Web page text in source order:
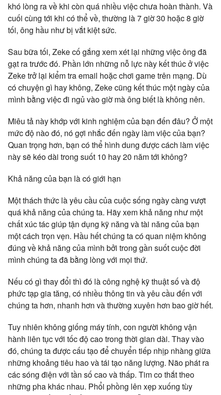
khó lòng ra về khi còn quá nhiều việc chưa hoàn thành. Và
cuối cùng tới khi có thể về, thường là 7 giờ 30 hoặc 8 giờ
tối, ông hầu như bị vắt kiệt sức.
Sau bữa tối, Zeke cố gắng xem xét lại những việc ông đã
gạt ra trước đó. Phần lớn những nỗ lực này kết thúc ở việc
Zeke trở lại kiểm tra email hoặc chơi game trên mạng. Dù
có chuyện gì hay không, Zeke cũng kết thúc một ngày của
mình bằng việc đi ngủ vào giờ mà ông biết là không nên.
Miêu tả này khớp với kinh nghiệm của bạn đến đâu? Ở một
mức độ nào đó, nó gợi nhắc đến ngày làm việc của bạn?
Quan trọng hơn, bạn có thể hình dung được cách làm việc
này sẽ kéo dài trong suốt 10 hay 20 năm tới không?
Khả năng của bạn là có giới hạn
Một thách thức là yêu cầu của cuộc sống ngày càng vượt
quá khả năng của chúng ta. Hãy xem khả năng như một
chất xúc tác giúp tận dụng kỹ năng và tài năng của bạn
một cách trọn vẹn. Hầu hết chúng ta có quan niệm không
đúng về khả năng của mình bởi trong gần suốt cuộc đời
mình chúng ta đã bằng lòng với mọi thứ.
Nếu có gì thay đổi thì đó là công nghệ kỹ thuật số và độ
phức tạp gia tăng, có nhiều thông tin và yêu cầu đến với
chúng ta hơn, nhanh hơn và thường xuyên hơn bao giờ hết.
Tuy nhiên không giống máy tính, con người không vận
hành liên tục với tốc độ cao trong thời gian dài. Thay vào
đó, chúng ta được cấu tạo để chuyển tiếp nhịp nhàng giữa
những khoảng tiêu hao và tái tạo năng lượng. Não phát ra
các sóng điện với tần số cao và thấp. Tim co thắt theo
những pha khác nhau. Phổi phồng lên xẹp xuống tùy